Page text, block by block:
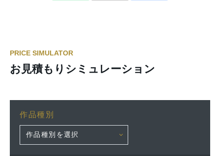
PRICE SIMULATOR
お見積もりシミュレーション
作品種別